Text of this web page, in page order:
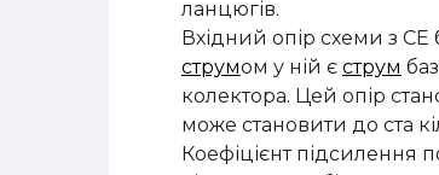
ланцюгів.
Вхідний опір схеми з СЕ
струмом у ній є струм
колектора. Цей опір
може становити до ста
Коефіцієнт підсилення